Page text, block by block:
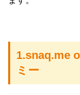
1.snaq.me
ミー